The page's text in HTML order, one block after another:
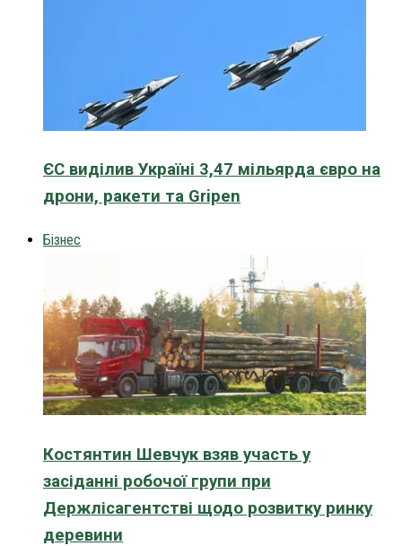
ЄС виділив Україні 3,47 мільярда євро на
дрони, ракети та Gripen
Бізнес
Костянтин Шевчук взяв участь у
засіданні робочої групи при
Держлісагентстві щодо розвитку ринку
деревини